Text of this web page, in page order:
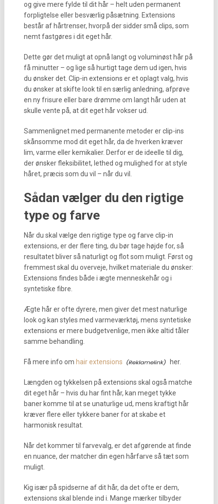
og give mere fylde til dit hår – helt uden permanent
forpligtelse eller besværlig påsætning. Extensions
består af hårtrenser, hvorpå der sidder små clips, som
nemt fastgøres i dit eget hår.
Dette gør det muligt at opnå langt og voluminøst hår på
få minutter – og lige så hurtigt tage dem ud igen, hvis
du ønsker det. Clip-in extensions er et oplagt valg, hvis
du ønsker at skifte look til en særlig anledning, afprøve
en ny frisure eller bare drømme om langt hår uden at
skulle vente på, at dit eget hår vokser ud.
Sammenlignet med permanente metoder er clip-ins
skånsomme mod dit eget hår, da de hverken kræver
lim, varme eller kemikalier. Derfor er de ideelle til dig,
der ønsker fleksibilitet, lethed og mulighed for at style
håret, præcis som du vil – når du vil.
Sådan vælger du den rigtige
type og farve
Når du skal vælge den rigtige type og farve clip-in
extensions, er der flere ting, du bør tage højde for, så
resultatet bliver så naturligt og flot som muligt. Først og
fremmest skal du overveje, hvilket materiale du ønsker:
Extensions findes både i ægte menneskehår og i
syntetiske fibre.
Ægte hår er ofte dyrere, men giver det mest naturlige
look og kan styles med varmeværktøj, mens syntetiske
extensions er mere budgetvenlige, men ikke altid tåler
samme behandling.
Få mere info om hair extensions her.
Længden og tykkelsen på extensions skal også matche
dit eget hår – hvis du har fint hår, kan meget tykke
baner komme til at se unaturlige ud, mens kraftigt hår
kræver flere eller tykkere baner for at skabe et
harmonisk resultat.
Når det kommer til farvevalg, er det afgørende at finde
en nuance, der matcher din egen hårfarve så tæt som
muligt.
Kig især på spidserne af dit hår, da det ofte er dem,
extensions skal blende ind i. Mange mærker tilbyder